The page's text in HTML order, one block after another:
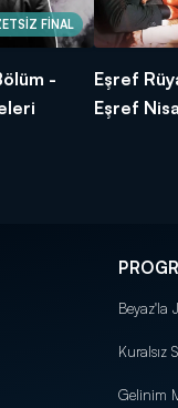
FİNAL
-
Eşref
Eşref
Beyaz'la
Kuralsız
Gelinim